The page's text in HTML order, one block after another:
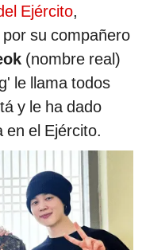
Ejército,
su compañero
(nombre real)
le llama todos
y le ha dado
en el Ejército.